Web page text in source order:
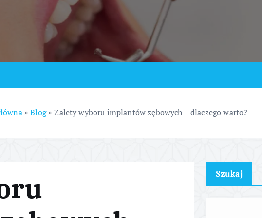
»Blog»Zalety wyboru implantów zębowych – dlaczego warto?
Szukaj